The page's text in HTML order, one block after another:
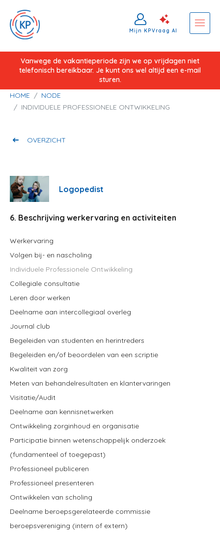
Overslaan
inhoud
Vanwege de vakantieperiode zijn we op vrijdagen niet
telefonisch bereikbaar. Je kunt ons wel altijd een e-mail
sturen.
Mijn KPVraag AI
Kruimelpad
HOME
NODE
INDIVIDUELE PROFESSIONELE ONTWIKKELING
OVERZICHT
Logopedist
6. Beschrijving werkervaring en activiteiten
Werkervaring
Volgen bij- en nascholing
Individuele Professionele Ontwikkeling
Collegiale consultatie
Leren door werken
Deelname aan intercollegiaal overleg
Journal club
Begeleiden van studenten en herintreders
Begeleiden en/of beoordelen van een scriptie
Kwaliteit van zorg
Meten van behandelresultaten en klantervaringen
Visitatie/Audit
Deelname aan kennisnetwerken
Ontwikkeling zorginhoud en organisatie
Participatie binnen wetenschappelijk onderzoek
(fundamenteel of toegepast)
Professioneel publiceren
Professioneel presenteren
Ontwikkelen van scholing
Deelname beroepsgerelateerde commissie
beroepsvereniging (intern of extern)